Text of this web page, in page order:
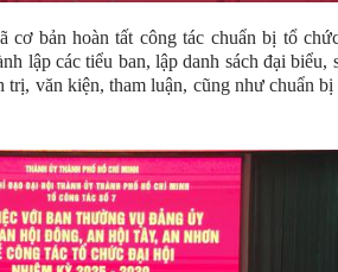
cơ bản hoàn tất công tác chuẩn bị tổ
lập các tiểu ban, lập danh sách đại biểu,
văn kiện, tham luận, cũng như chuẩn